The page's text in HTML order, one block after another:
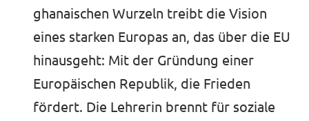
ghanaischen Wurzeln treibt die Vision
eines starken Europas an, das über die EU
hinausgeht: Mit der Gründung einer
Europäischen Republik, die Frieden
fördert. Die Lehrerin brennt für soziale